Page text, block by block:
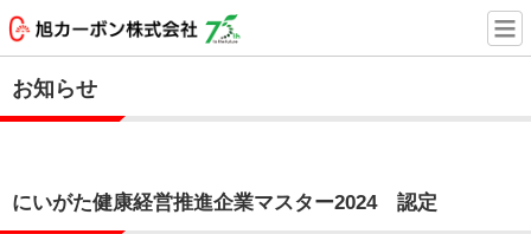
お知らせ
にいがた健康経営推進企業マスター2024 認定